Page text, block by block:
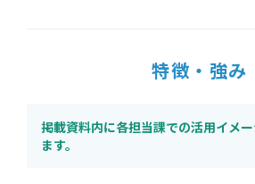
特徴・強み
掲載資料内に各担当課での活用イメ
ます。